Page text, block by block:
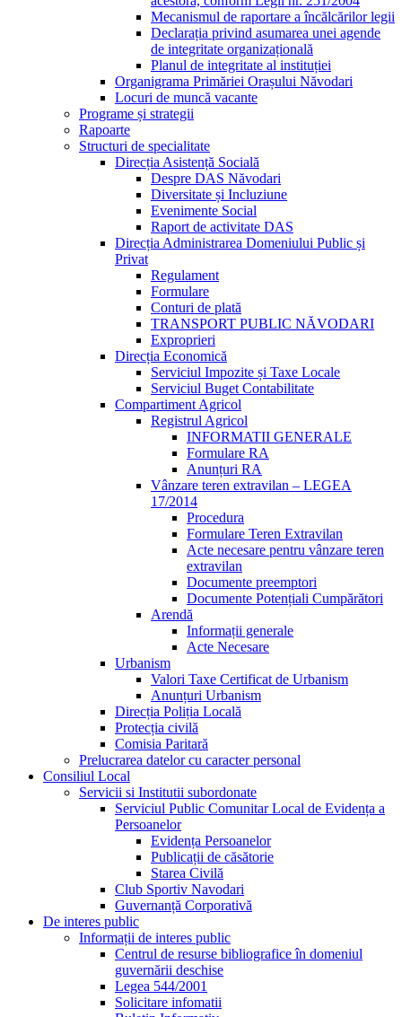
Mecanismul de raportare a încălcărilor legii
Declarația privind asumarea unei agende
de integritate organizațională
Planul de integritate al instituției
Organigrama Primăriei Orașului Năvodari
Locuri de muncă vacante
Programe și strategii
Rapoarte
Structuri de specialitate
Direcția Asistență Socială
Despre DAS Năvodari
Diversitate și Incluziune
Evenimente Social
Raport de activitate DAS
Direcția Administrarea Domeniului Public și
Privat
Regulament
Formulare
Conturi de plată
TRANSPORT PUBLIC NĂVODARI
Exproprieri
Direcția Economică
Serviciul Impozite și Taxe Locale
Serviciul Buget Contabilitate
Compartiment Agricol
Registrul Agricol
INFORMATII GENERALE
Formulare RA
Anunțuri RA
Vânzare teren extravilan – LEGEA
17/2014
Procedura
Formulare Teren Extravilan
Acte necesare pentru vânzare teren
extravilan
Documente preemptori
Documente Potențiali Cumpărători
Arendă
Informații generale
Acte Necesare
Urbanism
Valori Taxe Certificat de Urbanism
Anunțuri Urbanism
Direcția Poliția Locală
Protecția civilă
Comisia Paritară
Prelucrarea datelor cu caracter personal
Consiliul Local
Servicii si Institutii subordonate
Serviciul Public Comunitar Local de Evidența a
Persoanelor
Evidența Persoanelor
Publicații de căsătorie
Starea Civilă
Club Sportiv Navodari
Guvernanță Corporativă
De interes public
Informații de interes public
Centrul de resurse bibliografice în domeniul
guvernării deschise
Legea 544/2001
Solicitare infomatii